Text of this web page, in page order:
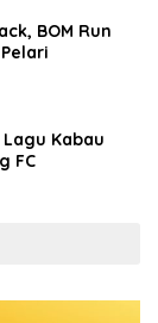
BOM Run
Kabau
FC